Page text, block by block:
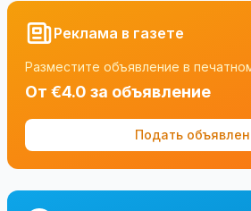
Реклама в газете
Разместите объявление в
От €4.0 за объявление
Подать